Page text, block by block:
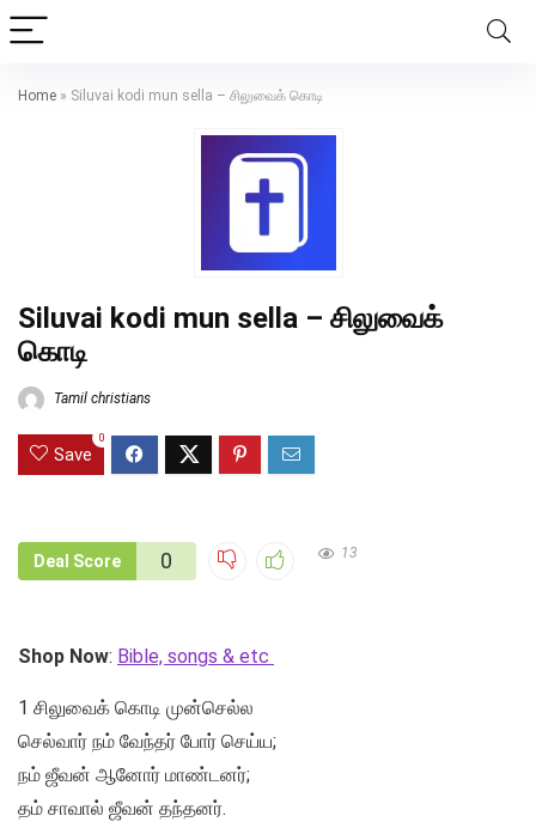
Home » Siluvai kodi mun sella – சிலுவைக் கொடி
Siluvai kodi mun sella – சிலுவைக்
கொடி
Tamil christians
Save
0
Deal Score 0 13
Shop Now: Bible, songs & etc
1 சிலுவைக் கொடி முன்செல்ல
செல்வார் நம் வேந்தர் போர் செய்ய;
நம் ஜீவன் ஆனோர் மாண்டனர்;
தம் சாவால் ஜீவன் தந்தனர்.